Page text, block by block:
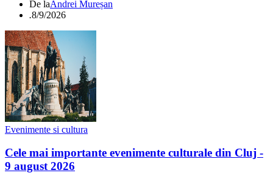
De laAndrei Mureșan
.8/9/2026
Evenimente si cultura
Cele mai importante evenimente culturale din Cluj -
9 august 2026